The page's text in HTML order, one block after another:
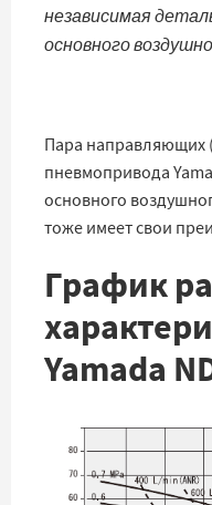
независимая
основного
Пара направляющих
пневмопривода
основного
тоже имеет свои
График
Yamada